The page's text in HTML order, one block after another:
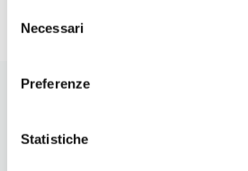
delNecessari
Preferenze
Statistiche